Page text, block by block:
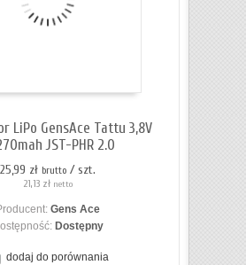
LiPo GensAce Tattu 3,8V
JST-PHR 2.0
25,99 zł brutto / szt.
21,13 zł netto
Gens Ace
Dostępny
dodaj do porównania